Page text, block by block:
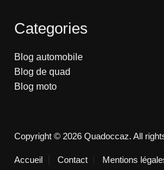
Categories
Blog automobile
Blog de quad
Blog moto
Copyright © 2026 Quadoccaz. All
Accueil Contact Mentions